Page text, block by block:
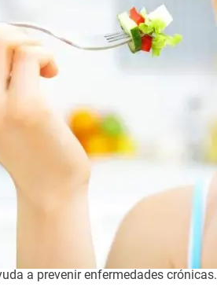
a prevenir enfermedades crónicas.